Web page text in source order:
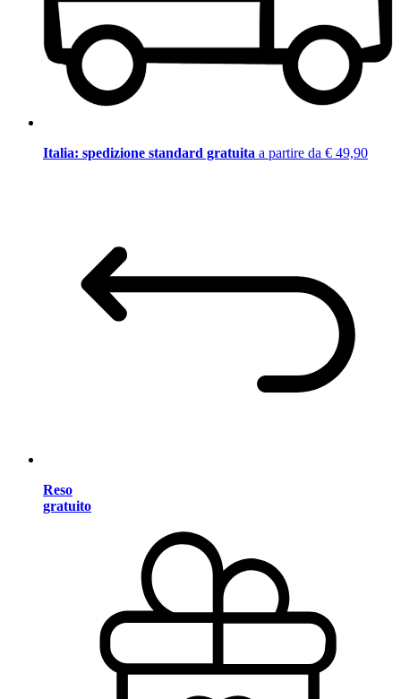
Italia: spedizione standard gratuita a partire da € 49,90
Reso
gratuito